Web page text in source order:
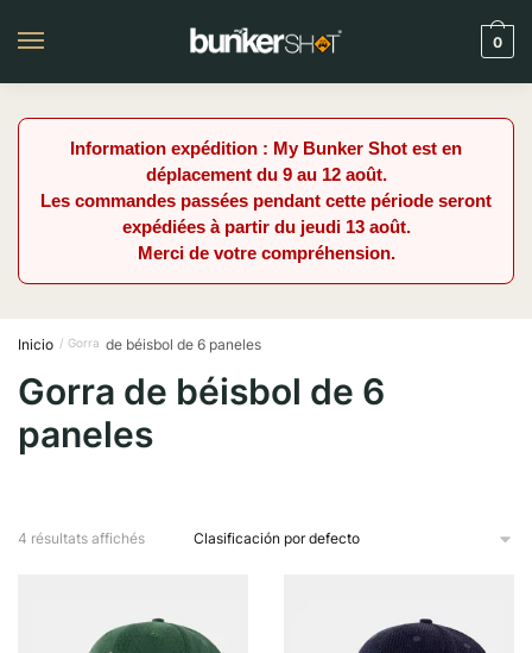
0
Information expédition : My Bunker Shot est en
déplacement du 9 au 12 août.
Les commandes passées pendant cette période seront
expédiées à partir du jeudi 13 août.
Merci de votre compréhension.
Inicio / Gorra de béisbol de 6 paneles
Gorra de béisbol de 6
paneles
4 résultats affichés